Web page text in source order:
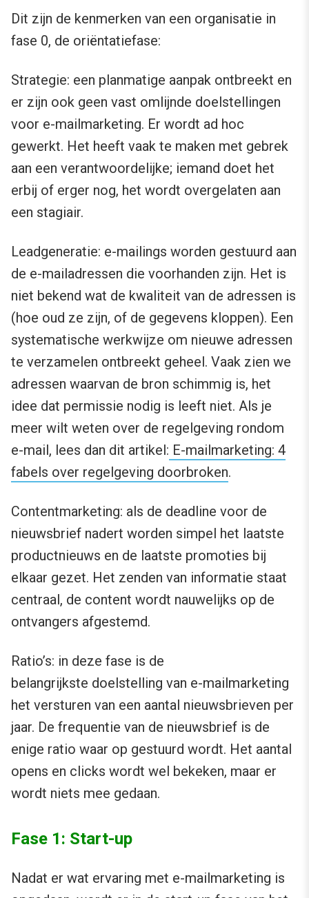
Dit zijn de kenmerken van een organisatie in
fase 0, de oriëntatiefase:
Strategie: een planmatige aanpak ontbreekt en
er zijn ook geen vast omlijnde doelstellingen
voor e-mailmarketing. Er wordt ad hoc
gewerkt. Het heeft vaak te maken met gebrek
aan een verantwoordelijke; iemand doet het
erbij of erger nog, het wordt overgelaten aan
een stagiair.
Leadgeneratie: e-mailings worden gestuurd aan
de e-mailadressen die voorhanden zijn. Het is
niet bekend wat de kwaliteit van de adressen is
(hoe oud ze zijn, of de gegevens kloppen). Een
systematische werkwijze om nieuwe adressen
te verzamelen ontbreekt geheel. Vaak zien we
adressen waarvan de bron schimmig is, het
idee dat permissie nodig is leeft niet. Als je
meer wilt weten over de regelgeving rondom
e-mail, lees dan dit artikel: E-mailmarketing: 4
fabels over regelgeving doorbroken.
Contentmarketing: als de deadline voor de
nieuwsbrief nadert worden simpel het laatste
productnieuws en de laatste promoties bij
elkaar gezet. Het zenden van informatie staat
centraal, de content wordt nauwelijks op de
ontvangers afgestemd.
Ratio’s: in deze fase is de
belangrijkste doelstelling van e-mailmarketing
het versturen van een aantal nieuwsbrieven per
jaar. De frequentie van de nieuwsbrief is de
enige ratio waar op gestuurd wordt. Het aantal
opens en clicks wordt wel bekeken, maar er
wordt niets mee gedaan.
Fase 1: Start-up
Nadat er wat ervaring met e-mailmarketing is